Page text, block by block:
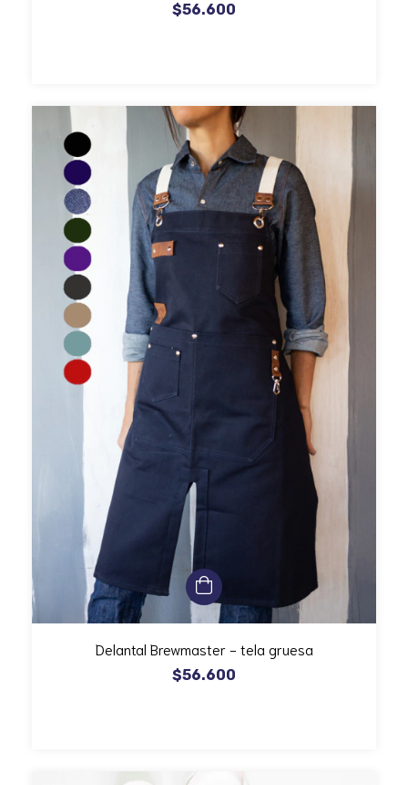
$56.600
Delantal Brewmaster - tela gruesa
$56.600